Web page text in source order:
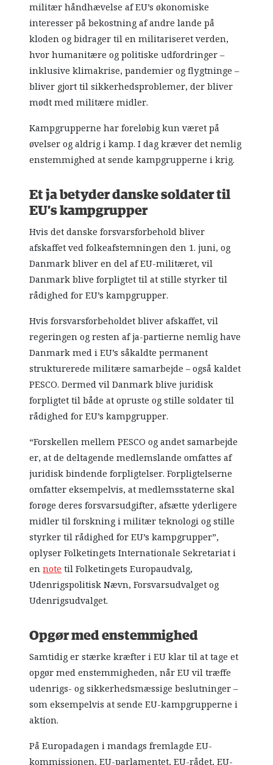
militær håndhævelse af EU’s økonomiske
interesser på bekostning af andre lande på
kloden og bidrager til en militariseret verden,
hvor humanitære og politiske udfordringer –
inklusive klimakrise, pandemier og flygtninge –
bliver gjort til sikkerhedsproblemer, der bliver
mødt med militære midler.
Kampgrupperne har foreløbig kun været på
øvelser og aldrig i kamp. I dag kræver det nemlig
enstemmighed at sende kampgrupperne i krig.
Et ja betyder danske soldater til
EU’s kampgrupper
Hvis det danske forsvarsforbehold bliver
afskaffet ved folkeafstemningen den 1. juni, og
Danmark bliver en del af EU-militæret, vil
Danmark blive forpligtet til at stille styrker til
rådighed for EU’s kampgrupper.
Hvis forsvarsforbeholdet bliver afskaffet, vil
regeringen og resten af ja-partierne nemlig have
Danmark med i EU’s såkaldte permanent
strukturerede militære samarbejde – også kaldet
PESCO. Dermed vil Danmark blive juridisk
forpligtet til både at opruste og stille soldater til
rådighed for EU’s kampgrupper.
“Forskellen mellem PESCO og andet samarbejde
er, at de deltagende medlemslande omfattes af
juridisk bindende forpligtelser. Forpligtelserne
omfatter eksempelvis, at medlemsstaterne skal
forøge deres forsvarsudgifter, afsætte yderligere
midler til forskning i militær teknologi og stille
styrker til rådighed for EU’s kampgrupper”,
oplyser Folketingets Internationale Sekretariat i
ennote til Folketingets Europaudvalg,
Udenrigspolitisk Nævn, Forsvarsudvalget og
Udenrigsudvalget.
Opgør med enstemmighed
Samtidig er stærke kræfter i EU klar til at tage et
opgør med enstemmigheden, når EU vil træffe
udenrigs- og sikkerhedsmæssige beslutninger –
som eksempelvis at sende EU-kampgrupperne i
aktion.
På Europadagen i mandags fremlagde EU-
kommissionen, EU-parlamentet, EU-rådet, EU-